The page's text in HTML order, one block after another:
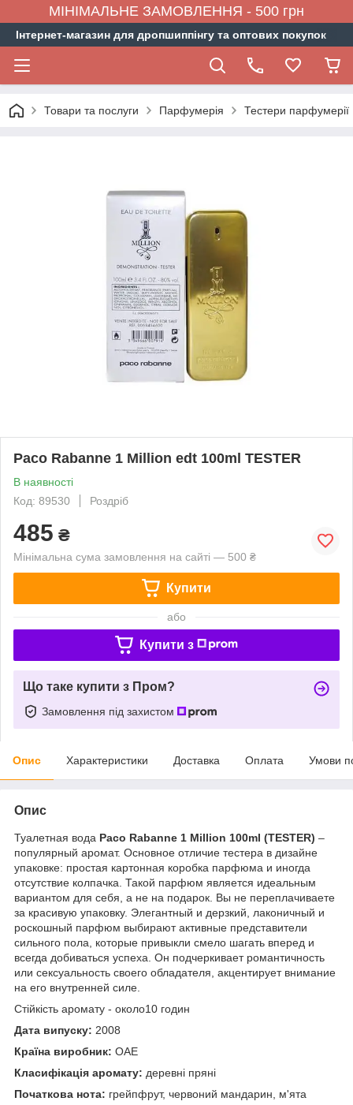
МІНІМАЛЬНЕ ЗАМОВЛЕННЯ - 500 грн
Інтернет-магазин для дропшиппінгу та оптових покупок
Товари та послуги Парфумерія Тестери парфумерії
Paco Rabanne 1 Million edt 100ml TESTER
В наявності
Код: 89530
Роздріб
485 ₴
Мінімальна сума замовлення на сайті — 500 ₴
Купити
або
Купити з
Що таке купити з Пром?
Замовлення під захистом
Опис Характеристики Доставка Оплата Умови
Опис
Туалетная вода Paco Rabanne 1 Million 100ml (TESTER) –
популярный аромат. Основное отличие тестера в дизайне
упаковке: простая картонная коробка парфюма и иногда
отсутствие колпачка. Такой парфюм является идеальным
вариантом для себя, а не на подарок. Вы не переплачиваете
за красивую упаковку. Элегантный и дерзкий, лаконичный и
роскошный парфюм выбирают активные представители
сильного пола, которые привыкли смело шагать вперед и
всегда добиваться успеха. Он подчеркивает романтичность
или сексуальность своего обладателя, акцентирует внимание
на его внутренней силе.
Стійкість аромату - около10 годин
Дата випуску: 2008
Країна виробник: ОАЕ
Класифікація аромату: деревні пряні
Початкова нота: грейпфрут, червоний мандарин, м'ята